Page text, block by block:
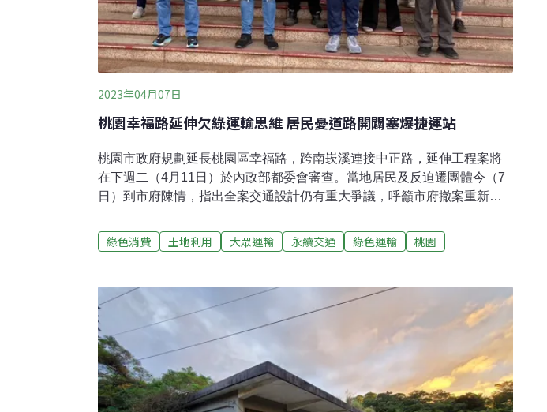
2023年04月07日
桃園幸福路延伸欠綠運輸思維 居民憂道路開闢塞爆捷運站
桃園市政府規劃延長桃園區幸福路，跨南崁溪連接中正路，延伸工程案將
在下週二（4月11日）於內政部都委會審查。當地居民及反迫遷團體今（7
日）到市府陳情，指出全案交通設計仍有重大爭議，呼籲市府撤案重新評
道路，是與綠色運輸互相矛盾的邏輯，更會讓當地塞車問題越發嚴重。新
闢道路只會塞爆捷運站 居民批市府邏輯矛盾為了滿足桃園區經國重劃區交
南崁溪連接至對岸的中正路，同時銜接捷運G12站，約30米路幅。在地居
民李建宏指出，政府已於中正路規劃設置捷運綠線G12站，應搭配政策減少
私家車的使用，此時新建車輛專用道路將使捷運站周邊堵塞，與大眾運輸
是相互矛盾的邏輯，也凸顯出桃園市都發局、交通局、捷運局各自為政，
全然沒有綠色永續運輸的整體規劃，各局處應聯合分析此計畫必要性。李
建宏強調，「步
綠色消費 土地利用 大眾運輸 永續交通 綠色運輸 桃園